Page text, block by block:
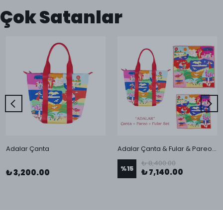
Çok Satanlar
Adalar Çanta
₺ 3,200.00
Adalar Çanta & Fular & Pareo Seti
%15
₺ 8,400.00
₺ 7,140.00